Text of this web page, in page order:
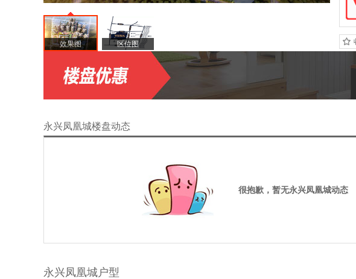
效果图 区位图
永兴凤凰城楼盘动态
很抱歉，暂无永兴凤凰城动态
永兴凤凰城户型